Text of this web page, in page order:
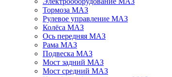
Тормоза МАЗ
Рулевое управление МАЗ
Колёса МАЗ
Ось передняя МАЗ
Рама МАЗ
Подвеска МАЗ
Мост задний МАЗ
Мост средний МАЗ